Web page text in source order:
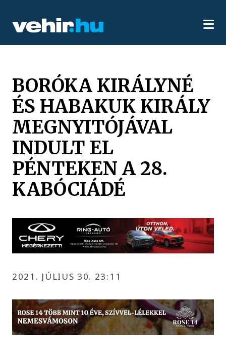
BORÓKA KIRÁLYNÉ
ÉS HABAKUK KIRÁLY
MEGNYITÓJÁVAL
INDULT EL
PÉNTEKEN A 28.
KABÓCIÁDÉ
2021. JÚLIUS 30. 23:11